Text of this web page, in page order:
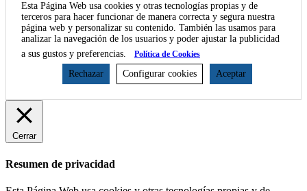
Esta Página Web usa cookies y otras tecnologías propias y de
terceros para hacer funcionar de manera correcta y segura nuestra
página web y personalizar su contenido. También las usamos para
analizar la navegación de los usuarios y poder ajustar la publicidad
a sus gustos y preferencias.
Política de Cookies
Rechazar Configurar cookies Aceptar
Cerrar
Resumen de privacidad